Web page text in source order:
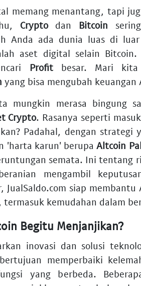
memang menantang, tapi
Cryptodan Bitcoin
Anda ada dunia luas di luar
aset digital selain Bitcoin.
Profitbesar. Mari kita
yang bisa mengubah keuangan
mungkin merasa bingung
Crypto. Rasanya seperti
Padahal, dengan strategi
'harta karun' berupaAltcoin
semata. Ini tentang
mengambil
JualSaldo.com siap
kemudahan dalam
Begitu Menjanjikan?
inovasi dan solusi
memperbaiki
yang berbeda.